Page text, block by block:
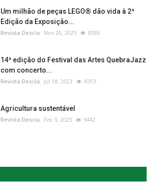
Um milhão de peças LEGO® dão vida à 2ª
Edição da Exposição...
Revista Descla Nov 20, 2023 8585
14ª edição do Festival das Artes QuebraJazz
com concerto...
Revista Descla Jul 18, 2023 8353
Agricultura sustentável
Revista Descla Fev 3, 2023 9442